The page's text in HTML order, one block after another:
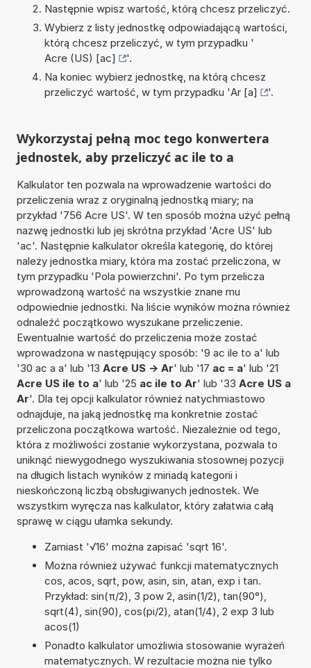
Następnie wpisz wartość, którą chcesz przeliczyć.
Wybierz z listy jednostkę odpowiadającą wartości,
którą chcesz przeliczyć, w tym przypadku '
Acre (US) [ac]
'.
Na koniec wybierz jednostkę, na którą chcesz
przeliczyć wartość, w tym przypadku 'Ar [a] '.
Wykorzystaj pełną moc tego konwertera
jednostek, aby przeliczyć ac ile to a
Kalkulator ten pozwala na wprowadzenie wartości do
przeliczenia wraz z oryginalną jednostką miary; na
przykład '756 Acre US'. W ten sposób można użyć pełną
nazwę jednostki lub jej skrótna przykład 'Acre US' lub
'ac'. Następnie kalkulator określa kategorię, do której
należy jednostka miary, która ma zostać przeliczona, w
tym przypadku 'Pola powierzchni'. Po tym przelicza
wprowadzoną wartość na wszystkie znane mu
odpowiednie jednostki. Na liście wyników można również
odnaleźć początkowo wyszukane przeliczenie.
Ewentualnie wartość do przeliczenia może zostać
wprowadzona w następujący sposób: '9 ac ile to a' lub
'30 ac a a' lub '13 Acre US -> Ar' lub '17 ac = a' lub '21
Acre US ile to a' lub '25 ac ile to Ar' lub '33 Acre US a
Ar'. Dla tej opcji kalkulator również natychmiastowo
odnajduje, na jaką jednostkę ma konkretnie zostać
przeliczona początkowa wartość. Niezależnie od tego,
która z możliwości zostanie wykorzystana, pozwala to
uniknąć niewygodnego wyszukiwania stosownej pozycji
na długich listach wyników z miriadą kategorii i
nieskończoną liczbą obsługiwanych jednostek. We
wszystkim wyręcza nas kalkulator, który załatwia całą
sprawę w ciągu ułamka sekundy.
Zamiast '√16' można zapisać 'sqrt 16'.
Można również używać funkcji matematycznych
cos, acos, sqrt, pow, asin, sin, atan, exp i tan.
Przykład: sin(π/2), 3 pow 2, asin(1/2), tan(90°),
sqrt(4), sin(90), cos(pi/2), atan(1/4), 2 exp 3 lub
acos(1)
Ponadto kalkulator umożliwia stosowanie wyrażeń
matematycznych. W rezultacie można nie tylko